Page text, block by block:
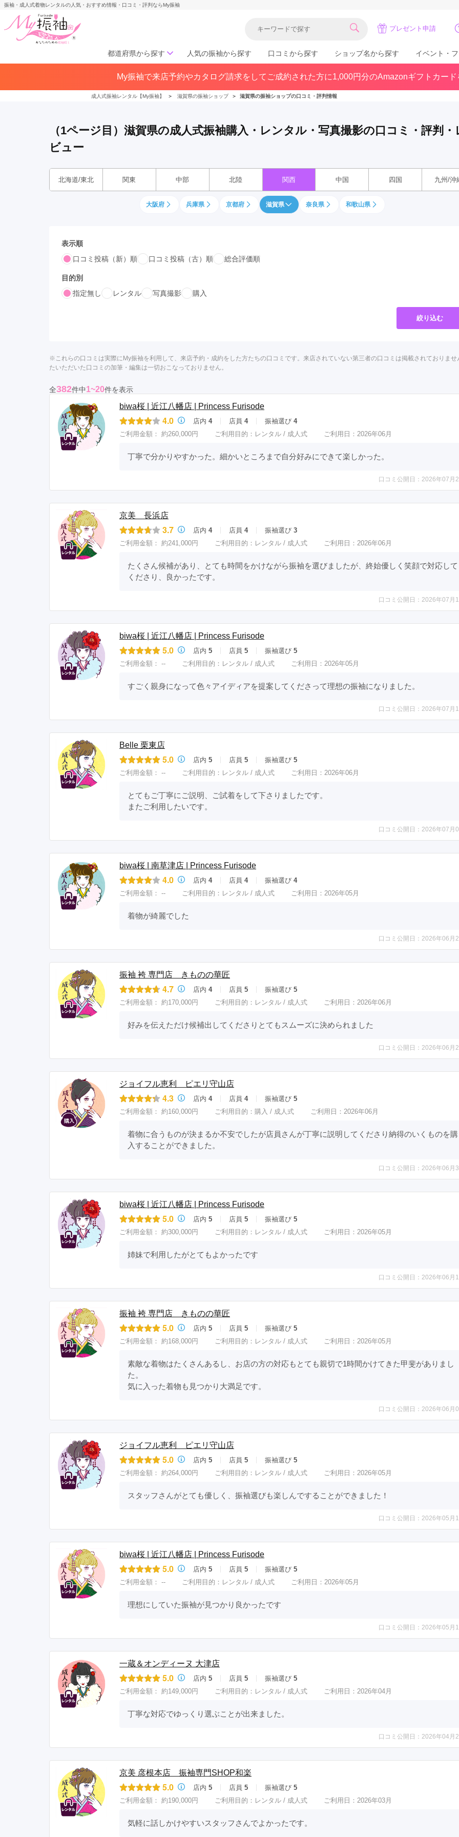
振袖・成人式着物レンタルの人気・おすすめ情報・口コミ・評判ならMy振袖
プレゼント申請
都道府県から探す
北海道／東北
北海道(141) 青森県(41)
岩手県(30)
関東
東京都(383)
千葉県(183)
山梨県(37)
新潟県(65)
和歌山県(36)
中国
香川県(44) 徳島県(23)
人気の振袖から探す 口コミから探す ショップ名から探す イベント・
My振袖で来店予約やカタログ請求をしてご成約された方に1,000円分のAmazonギフトカード
成人式振袖レンタル【My振袖】 ＞ 滋賀県の振袖ショップ ＞ 滋賀県の振袖ショップの口コミ・評判情報
（1ページ目）滋賀県の成人式振袖購入・レンタル・写真撮影の口コミ・評判・
ビュー
北海道/東北 関東 中部 北陸 関西 中国 四国 九州/沖
大阪府 兵庫県 京都府 滋賀県 奈良県 和歌山県
表示順
口コミ投稿（新）順
口コミ投稿（古）順 総合評価順
目的別
指定無し
レンタル 写真撮影 購入
絞り込む
※これらの口コミは実際にMy振袖を利用して、来店予約・成約をした方たちの口コミです。来店されていない第三者の口コミは掲載されておりませ
たいただいた口コミの加筆・編集は一切おこなっておりません。
全382件中1~20件を表示
biwa桜 | 近江八幡店 | Princess Furisode
4.0 店内 4 店員 4 振袖選び 4
ご利用金額： 約260,000円 ご利用目的： レンタル / 成人式 ご利用日：2026年06月
丁寧で分かりやすかった。細かいところまで自分好みにできて楽しかった。
口コミ公開日：2026年07月
京美 長浜店
3.7 店内 4 店員 4 振袖選び 3
ご利用金額： 約241,000円 ご利用目的： レンタル / 成人式 ご利用日：2026年06月
たくさん候補があり、とても時間をかけながら振袖を選びましたが、終始優しく笑顔で対応して
くださり、良かったです。
口コミ公開日：2026年07月
biwa桜 | 近江八幡店 | Princess Furisode
5.0 店内 5 店員 5 振袖選び 5
ご利用金額： -- ご利用目的： レンタル / 成人式 ご利用日：2026年05月
すごく親身になって色々アイディアを提案してくださって理想の振袖になりました。
口コミ公開日：2026年07月
Belle 栗東店
5.0 店内 5 店員 5 振袖選び 5
ご利用金額： -- ご利用目的： レンタル / 成人式 ご利用日：2026年06月
とてもご丁寧にご説明、ご試着をして下さりましたです。
またご利用したいです。
口コミ公開日：2026年07月
biwa桜 | 南草津店 | Princess Furisode
4.0 店内 4 店員 4 振袖選び 4
ご利用金額： -- ご利用目的： レンタル / 成人式 ご利用日：2026年05月
着物が綺麗でした
口コミ公開日：2026年06月
振袖 袴 専門店 きものの華匠
4.7 店内 4 店員 5 振袖選び 5
ご利用金額： 約170,000円 ご利用目的： レンタル / 成人式 ご利用日：2026年06月
好みを伝えただけ候補出してくださりとてもスムーズに決められました
口コミ公開日：2026年06月
ジョイフル恵利 ピエリ守山店
4.3 店内 4 店員 4 振袖選び 5
ご利用金額： 約160,000円 ご利用目的： 購入 / 成人式 ご利用日：2026年06月
着物に合うものが決まるか不安でしたが店員さんが丁寧に説明してくださり納得のいくものを購
入することができました。
口コミ公開日：2026年06月
biwa桜 | 近江八幡店 | Princess Furisode
5.0 店内 5 店員 5 振袖選び 5
ご利用金額： 約300,000円 ご利用目的： レンタル / 成人式 ご利用日：2026年05月
姉妹で利用したがとてもよかったです
口コミ公開日：2026年06月
振袖 袴 専門店 きものの華匠
5.0 店内 5 店員 5 振袖選び 5
ご利用金額： 約168,000円 ご利用目的： レンタル / 成人式 ご利用日：2026年05月
素敵な着物はたくさんあるし、お店の方の対応もとても親切で1時間かけてきた甲斐がありまし
た。
気に入った着物も見つかり大満足です。
口コミ公開日：2026年06月
ジョイフル恵利 ピエリ守山店
5.0 店内 5 店員 5 振袖選び 5
ご利用金額： 約264,000円 ご利用目的： レンタル / 成人式 ご利用日：2026年05月
スタッフさんがとても優しく、振袖選びも楽しんですることができました！
口コミ公開日：2026年05月
biwa桜 | 近江八幡店 | Princess Furisode
5.0 店内 5 店員 5 振袖選び 5
ご利用金額： -- ご利用目的： レンタル / 成人式 ご利用日：2026年05月
理想にしていた振袖が見つかり良かったです
口コミ公開日：2026年05月
一蔵＆オンディーヌ 大津店
5.0 店内 5 店員 5 振袖選び 5
ご利用金額： 約149,000円 ご利用目的： レンタル / 成人式 ご利用日：2026年04月
丁寧な対応でゆっくり選ぶことが出来ました。
口コミ公開日：2026年04月
京美 彦根本店 振袖専門SHOP和楽
5.0 店内 5 店員 5 振袖選び 5
ご利用金額： 約190,000円 ご利用目的： レンタル / 成人式 ご利用日：2026年03月
気軽に話しかけやすいスタッフさんでよかったです。